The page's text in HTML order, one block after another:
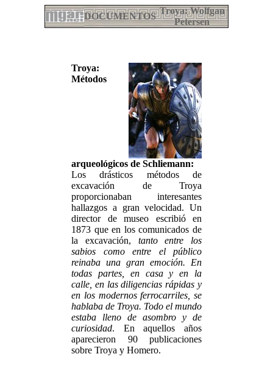
DOCUMENTOS
Troya: Wolfgan
Petersen
Troya:
Métodos
arqueológicos de Schliemann:
Los drásticos métodos de
excavación de Troya
proporcionaban interesantes
hallazgos a gran velocidad. Un
director de museo escribió en
1873 que en los comunicados de
la excavación, tanto entre los
sabios como entre el público
reinaba una gran emoción. En
todas partes, en casa y en la
calle, en las diligencias rápidas y
en los modernos ferrocarriles, se
hablaba de Troya. Todo el mundo
estaba lleno de asombro y de
curiosidad. En aquellos años
aparecieron 90 publicaciones
sobre Troya y Homero.